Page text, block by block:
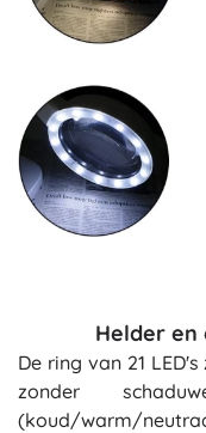
Helder en
De ring van 21
zonder
(koud/warm/